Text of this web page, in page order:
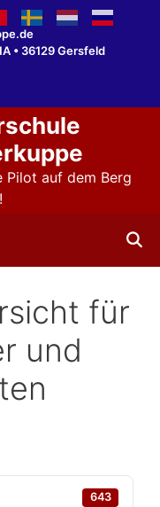
• 36129 Gersfeld
Pilot auf dem Berg
für
und
643